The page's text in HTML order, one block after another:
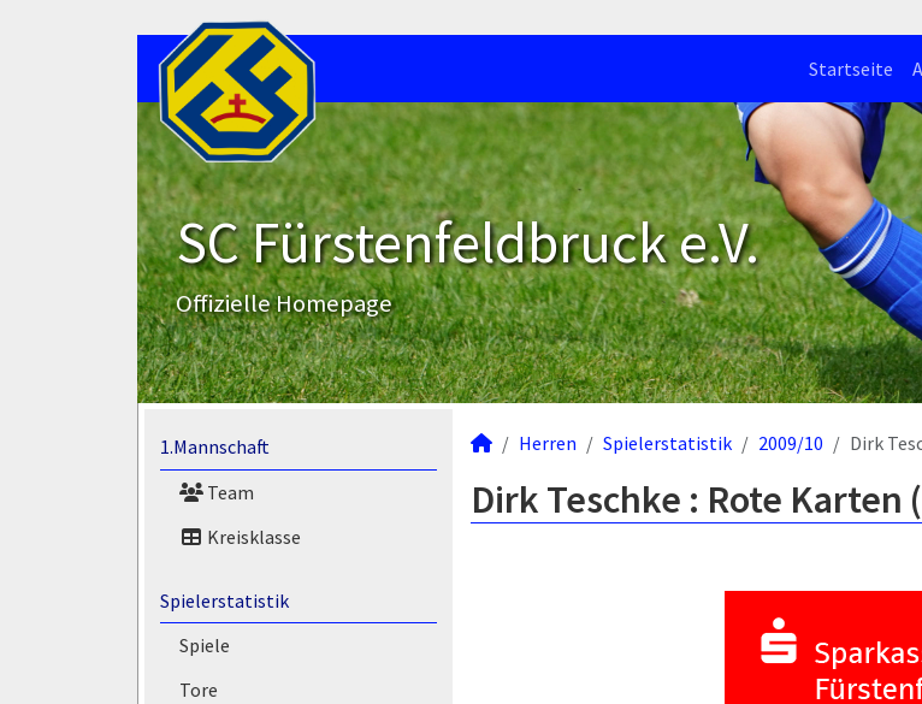
Startseite
SC Fürstenfeldbruck e.V.
Offizielle Homepage
1.Mannschaft
Team
Kreisklasse
Spielerstatistik
Spiele
Tore
Herren Spielerstatistik 2009/10 Dirk
Dirk Teschke : Rote Karten